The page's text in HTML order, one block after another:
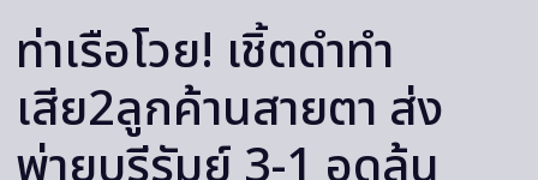
ท่าเรือโวย! เชิ้ตดำทำ
เสีย2ลูกค้านสายตา ส่ง